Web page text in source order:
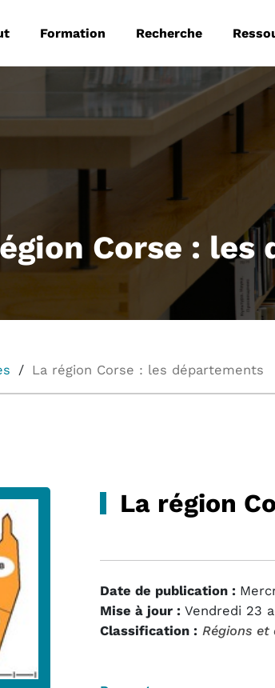
Formation Recherche
Corse : les
La région Corse : les départements
La région
Date de publication :
Mise à jour : Vendredi 23
Classification : Régions